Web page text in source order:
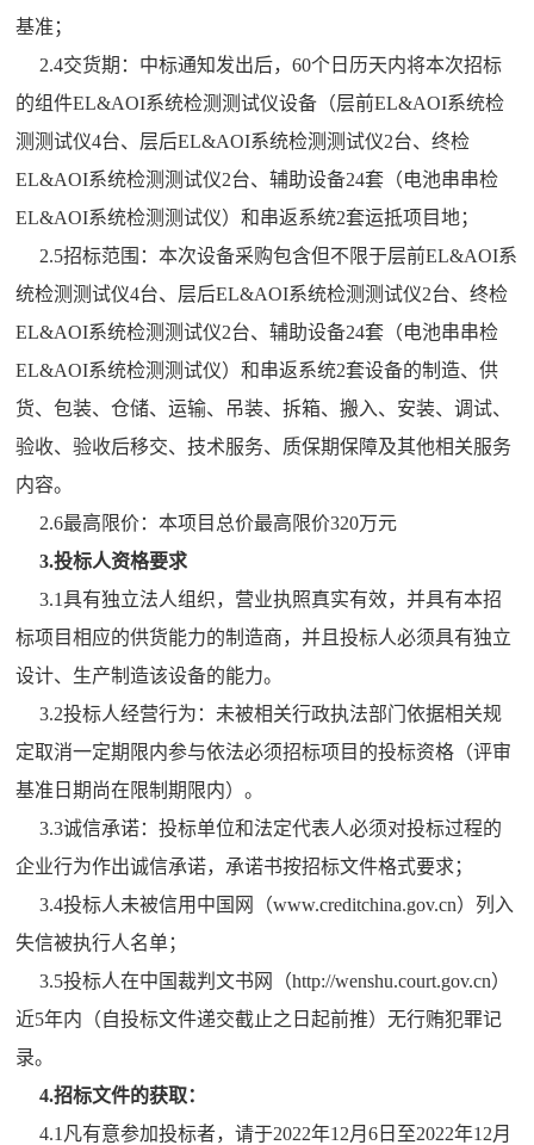
基准；
2.4交货期：中标通知发出后，60个日历天内将本次招标
的组件EL&AOI系统检测测试仪设备（层前EL&AOI系统检
测测试仪4台、层后EL&AOI系统检测测试仪2台、终检
EL&AOI系统检测测试仪2台、辅助设备24套（电池串串检
EL&AOI系统检测测试仪）和串返系统2套运抵项目地；
2.5招标范围：本次设备采购包含但不限于层前EL&AOI系
统检测测试仪4台、层后EL&AOI系统检测测试仪2台、终检
EL&AOI系统检测测试仪2台、辅助设备24套（电池串串检
EL&AOI系统检测测试仪）和串返系统2套设备的制造、供
货、包装、仓储、运输、吊装、拆箱、搬入、安装、调试、
验收、验收后移交、技术服务、质保期保障及其他相关服务
内容。
2.6最高限价：本项目总价最高限价320万元
3.投标人资格要求
3.1具有独立法人组织，营业执照真实有效，并具有本招
标项目相应的供货能力的制造商，并且投标人必须具有独立
设计、生产制造该设备的能力。
3.2投标人经营行为：未被相关行政执法部门依据相关规
定取消一定期限内参与依法必须招标项目的投标资格（评审
基准日期尚在限制期限内）。
3.3诚信承诺：投标单位和法定代表人必须对投标过程的
企业行为作出诚信承诺，承诺书按招标文件格式要求；
3.4投标人未被信用中国网（www.creditchina.gov.cn）列入
失信被执行人名单；
3.5投标人在中国裁判文书网（http://wenshu.court.gov.cn）
近5年内（自投标文件递交截止之日起前推）无行贿犯罪记
录。
4.招标文件的获取：
4.1凡有意参加投标者，请于2022年12月6日至2022年12月